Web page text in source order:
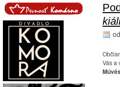
TURISTICKÁ INFORMAČNÁ KANCELÁRIA
TARICS LORINCZ MARGIT
TATRA KINO MOZI KLUB VODNÉHO
46. ČLENSKÁ VÝSTAVA / TAGSÁGI
MESTSKÝ KLUB DÔCHODCOV KOMÁRNO
PODUNAJSKÉ MÚZEUM V KOMÁRNE /
od
Vás a